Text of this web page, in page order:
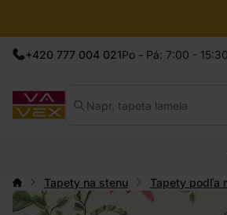
+420 777 004 021Po - Pá: 7:00 - 15:30
Tapety na stenu
Tapety podľa